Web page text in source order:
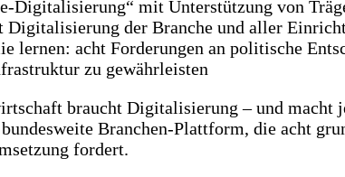
Digitalisierung“ mit Unterstützung von
der Branche und aller
lernen: acht Forderungen an politische
zu gewährleisten
braucht Digitalisierung – und
Branchen-Plattform, die acht
fordert.